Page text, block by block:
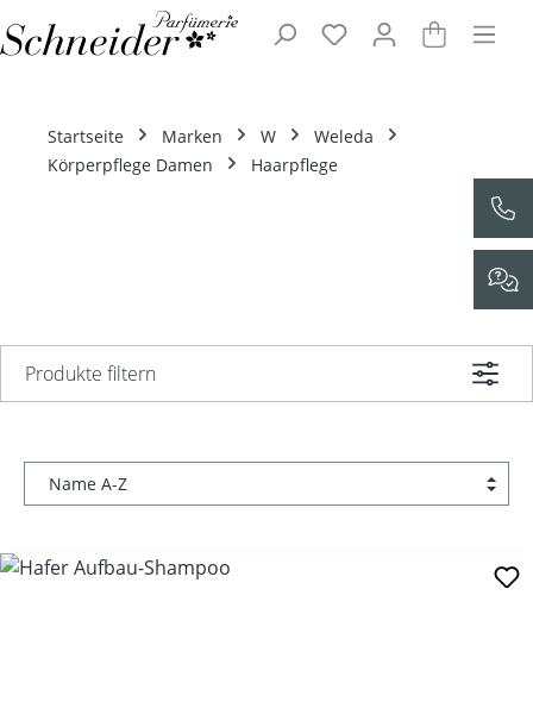
Zum Hauptinhalt springen
Startseite Marken W
Weleda
Körperpflege Damen
Haarpflege
Produkte filtern